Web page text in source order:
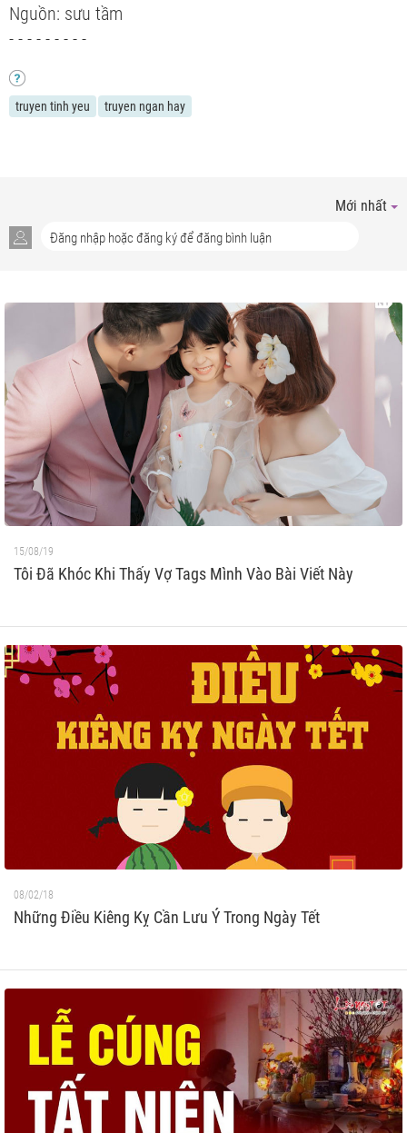
Nguồn: sưu tầm
- - - - - - - - -
truyen tinh yeu truyen ngan hay
Mới nhất
15/08/19
Tôi Đã Khóc Khi Thấy Vợ Tags Mình Vào Bài Viết Này
08/02/18
Những Điều Kiêng Kỵ Cần Lưu Ý Trong Ngày Tết